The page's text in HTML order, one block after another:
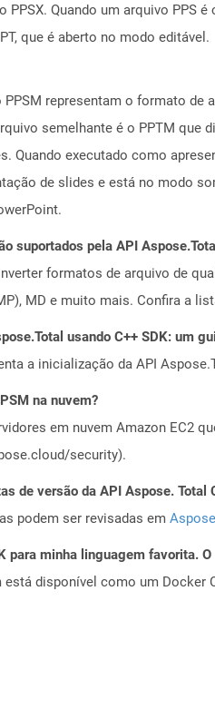
PPSX. Quando um arquivo PPS
que é aberto no modo editável.
representam o formato
semelhante é o PPTM
Quando executado como
de slides e está no modo
suportados pela API
formatos de arquivo de
MD e muito mais. Confira a
usando C++ SDK: um
a inicialização da API
na nuvem?
em nuvem Amazon EC2
security).
de versão da API Aspose. Total
podem ser revisadas em
para minha linguagem favorita. O
disponível como um Docker